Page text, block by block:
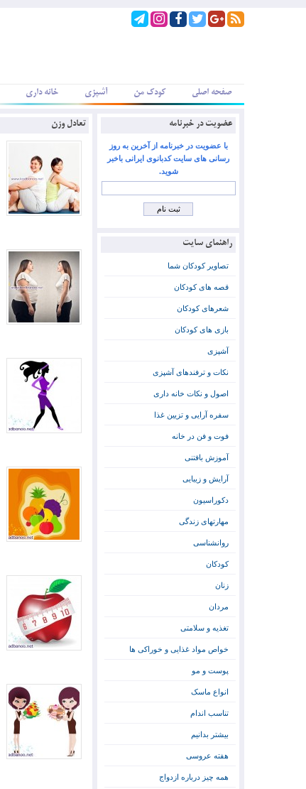
صفحه اصلی کودک من آشپزی خانه داری
تعادل وزن عضویت در خبرنامه
با عضویت در خبرنامه از آخرین به روز
رسانی های سایت کدبانوی ایرانی باخبر
شوید.
راهنمای سایت
تصاویر کودکان شما
قصه های کودکان
شعرهای کودکان
بازی های کودکان
آشپزی
نکات و ترفندهای آشپزی
اصول و نکات خانه داری
سفره آرایی و تزیین غذا
فوت و فن در خانه
آموزش بافتنی
آرایش و زیبایی
دکوراسیون
مهارتهای زندگی
روانشناسی
کودکان
زنان
مردان
تغذیه و سلامتی
خواص مواد غذایی و خوراکی ها
پوست و مو
انواع ماسک
تناسب اندام
بیشتر بدانیم
هفته عروسی
همه چیز درباره ازدواج